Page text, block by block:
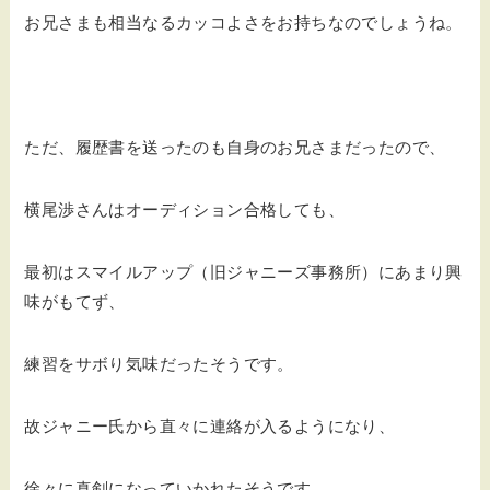
お兄さまも相当なるカッコよさをお持ちなのでしょうね。
ただ、履歴書を送ったのも自身のお兄さまだったので、
横尾渉さんはオーディション合格しても、
最初はスマイルアップ（旧ジャニーズ事務所）にあまり興
味がもてず、
練習をサボり気味だったそうです。
故ジャニー氏から直々に連絡が入るようになり、